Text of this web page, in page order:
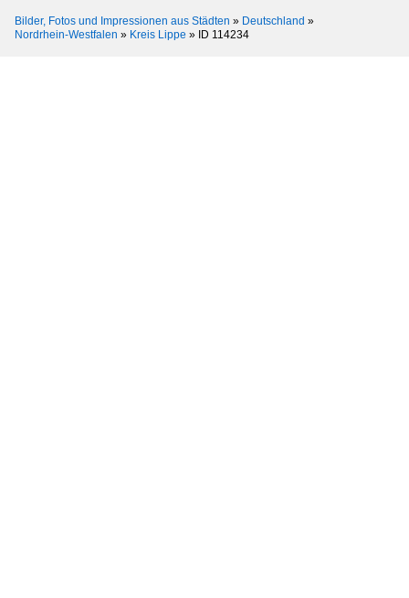
Bilder, Fotos und Impressionen aus Städten » Deutschland »
Nordrhein-Westfalen » Kreis Lippe » ID 114234